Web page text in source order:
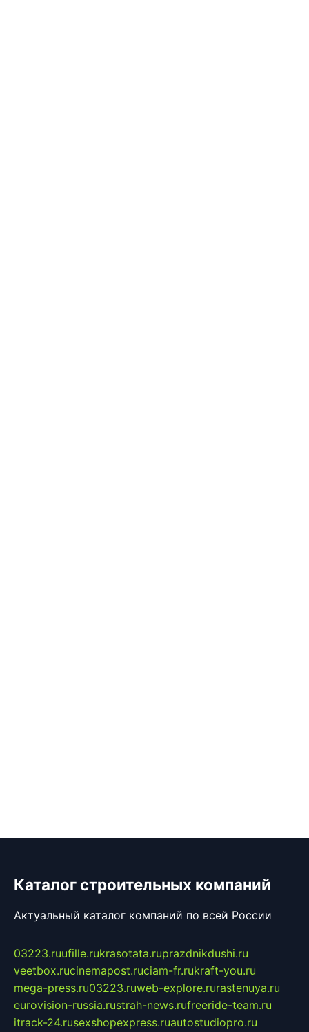
Каталог строительных компаний
Актуальный каталог компаний по всей России
03223.ruufille.rukrasotata.ruprazdnikdushi.ru
veetbox.rucinemapost.ruciam-fr.rukraft-you.ru
mega-press.ru03223.ruweb-explore.rurastenuya.ru
eurovision-russia.rustrah-news.rufreeride-team.ru
itrack-24.rusexshopexpress.ruautostudiopro.ru